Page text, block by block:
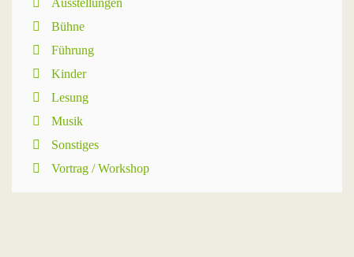
Bühne
Führung
Kinder
Lesung
Musik
Sonstiges
Vortrag / Workshop